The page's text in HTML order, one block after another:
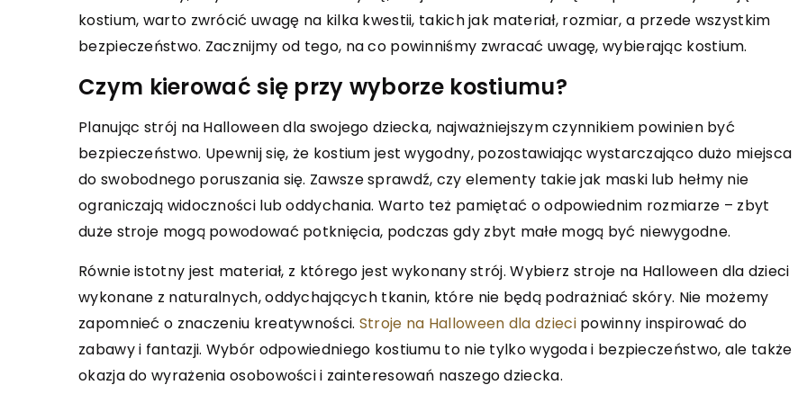
kostium, warto zwrócić uwagę na kilka kwestii, takich jak materiał, rozmiar, a przede wszystkim
bezpieczeństwo. Zacznijmy od tego, na co powinniśmy zwracać uwagę, wybierając kostium.
Czym kierować się przy wyborze kostiumu?
Planując strój na Halloween dla swojego dziecka, najważniejszym czynnikiem powinien być
bezpieczeństwo. Upewnij się, że kostium jest wygodny, pozostawiając wystarczająco dużo miejsca
do swobodnego poruszania się. Zawsze sprawdź, czy elementy takie jak maski lub hełmy nie
ograniczają widoczności lub oddychania. Warto też pamiętać o odpowiednim rozmiarze – zbyt
duże stroje mogą powodować potknięcia, podczas gdy zbyt małe mogą być niewygodne.
Równie istotny jest materiał, z którego jest wykonany strój. Wybierz stroje na Halloween dla dzieci
wykonane z naturalnych, oddychających tkanin, które nie będą podrażniać skóry. Nie możemy
zapomnieć o znaczeniu kreatywności. Stroje na Halloween dla dziecipowinny inspirować do
zabawy i fantazji. Wybór odpowiedniego kostiumu to nie tylko wygoda i bezpieczeństwo, ale także
okazja do wyrażenia osobowości i zainteresowań naszego dziecka.
Fotograficzne Mogą
się, jak warsztaty fotograficzne
Twoje umiejętności i
Twoje artystyczne
ćwiczenia i inspirujące
z ekspertami.
21 kwietnia 2025
Niezapomniane przeżycia jako
prezent: Dlaczego warto wybrać
voucher na skok w tandemie?
Voucher na skok w tandemie to
oryginalny pomysł na prezent, który
dostarcza niezapomnianych emocji i
adrenaliny. Dowiedz się, dlaczego taki
upominek to idealny sposób na
zaskoczenie bliskiej osoby oraz jak
wybrać najlepszą ofertę z dostępnych
na rynku.
1 października 2025
do swojego salonu?
Odkryj, jak wybrać najlepsze lakiery
hybrydowe, które spełnią oczekiwania
Twoich klientów i podniosą prestiż
Twojego salonu. Poznaj kluczowe
kryteria wyboru produktów wysokiej